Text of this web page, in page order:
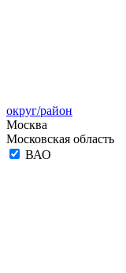
округ/район
Москва
Московская область
ВАО